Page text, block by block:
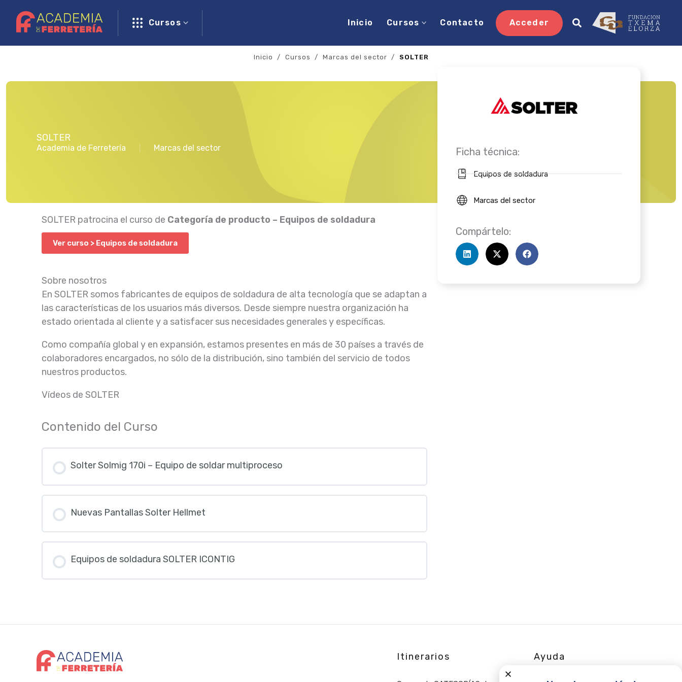
contenido
Cursos Inicio Cursos Contacto Acceder
Inicio / Cursos / Marcas del sector / SOLTER
SOLTER
Academia de Ferretería Marcas del sector
SOLTER patrocina el curso de Categoría de producto – Equipos de soldadura
Ver curso > Equipos de soldadura
Sobre nosotros
En SOLTER somos fabricantes de equipos de soldadura de alta tecnología que se adaptan a
las características de los usuarios más diversos. Desde siempre nuestra organización ha
estado orientada al cliente y a satisfacer sus necesidades generales y específicas.
Como compañía global y en expansión, estamos presentes en más de 30 países a través de
colaboradores encargados, no sólo de la distribución, sino también del servicio de todos
nuestros productos.
Vídeos de SOLTER
Contenido del Curso
Solter Solmig 170i – Equipo de soldar multiproceso
Nuevas Pantallas Solter Hellmet
Equipos de soldadura SOLTER ICONTIG
Ficha técnica:
Equipos de soldadura
Marcas del sector
Compártelo:
Itinerarios Ayuda